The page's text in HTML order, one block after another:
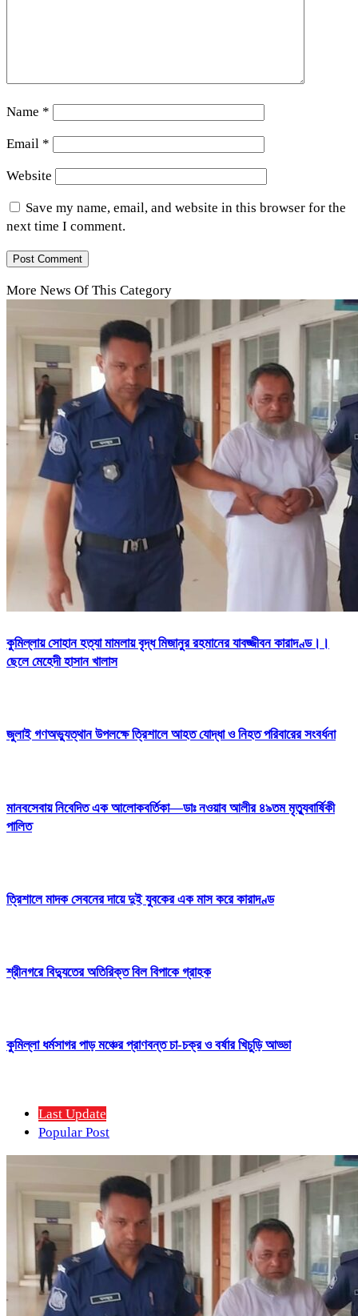
Name *
Email *
Website
Save my name, email, and website in this browser for the
next time I comment.
More News Of This Category
কুমিল্লায় সোহান হত্যা মামলায় বৃদ্ধ মিজানুর রহমানের যাবজ্জীবন কারাদণ্ড।।
ছেলে মেহেদী হাসান খালাস
জুলাই গণঅভ্যুত্থান উপলক্ষে ত্রিশালে আহত যোদ্ধা ও নিহত পরিবারের সংবর্ধনা
মানবসেবায় নিবেদিত এক আলোকবর্তিকা—ডাঃ নওয়াব আলীর ৪৯তম মৃত্যুবার্ষিকী
পালিত
ত্রিশালে মাদক সেবনের দায়ে দুই যুবকের এক মাস করে কারাদণ্ড
শ্রীনগরে বিদ্যুতের অতিরিক্ত বিল বিপাকে গ্রাহক
কুমিল্লা ধর্মসাগর পাড় মঞ্চের প্রাণবন্ত চা-চক্র ও বর্ষার খিচুড়ি আড্ডা
Last Update
Popular Post